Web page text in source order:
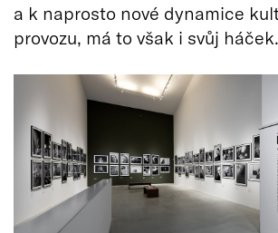
a k naprosto nové dynamice
provozu, má to však i svůj háček.